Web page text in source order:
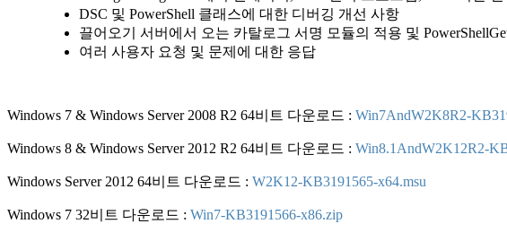
DSC 및 PowerShell 클래스에 대한 디버깅 개선 사항
끌어오기 서버에서 오는 카탈로그 서명 모듈의 적용 및
여러 사용자 요청 및 문제에 대한 응답
Windows 7 & Windows Server 2008 R2 64비트 다운로드 : Win7AndW2K8R2-
Windows 8 & Windows Server 2012 R2 64비트 다운로드 : Win8.1AndW2K12R2-
Windows Server 2012 64비트 다운로드 : W2K12-KB3191565-x64.msu
Windows 7 32비트 다운로드 : Win7-KB3191566-x86.zip